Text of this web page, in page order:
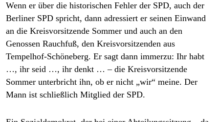
Wenn er über die historischen Fehler der SPD, auch der
Berliner SPD spricht, dann adressiert er seinen Einwand
an die Kreisvorsitzende Sommer und auch an den
Genossen Rauchfuß, den Kreisvorsitzenden aus
Tempelhof-Schöneberg. Er sagt dann immerzu: Ihr habt
…, ihr seid …, ihr denkt … – die Kreisvorsitzende
Sommer unterbricht ihn, ob er nicht „wir“ meine. Der
Mann ist schließlich Mitglied der SPD.